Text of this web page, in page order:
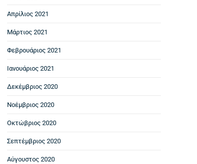
Απρίλιος 2021
Μάρτιος 2021
Φεβρουάριος 2021
Ιανουάριος 2021
Δεκέμβριος 2020
Νοέμβριος 2020
Οκτώβριος 2020
Σεπτέμβριος 2020
Αύγουστος 2020